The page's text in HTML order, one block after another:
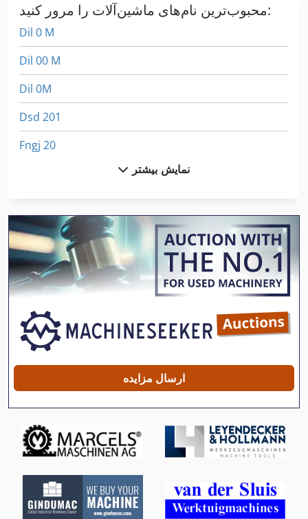
محبوب‌ترین نام‌های ماشین‌آلات را مرور کنید:
Dil 0 M
Dil 00 M
Dil 0M
Dsd 201
Fngj 20
German
Hsc 20 Linear
International 2674
International 433
International 434
International 5288
Mb 322
Meh 5 2 1 8 B
Ng 200
Tur 560
نمایش بیشتر
ارسال مزایده